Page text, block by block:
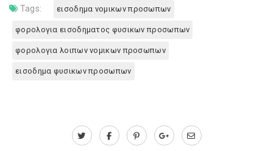
Tags: εισοδημα νομικων προσωπων
φορολογια εισοδηματος φυσικων προσωπων
φορολογια λοιπων νομικων προσωπων
εισοδημα φυσικων προσωπων